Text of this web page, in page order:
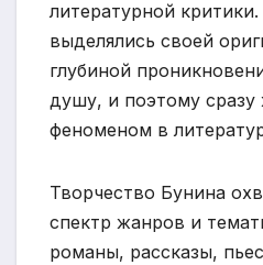
литературной
выделялись своей
глубиной
душу, и поэтому сразу
феноменом в
Творчество Бунина
спектр жанров и
романы, рассказы,